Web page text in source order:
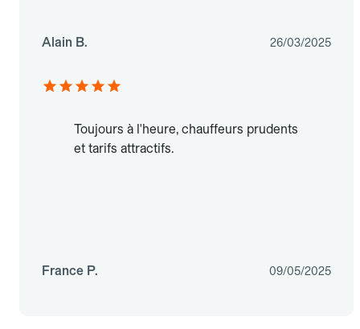
Alain B. 26/03/2025
Toujours à l'heure, chauffeurs prudents
et tarifs attractifs.
France P. 09/05/2025